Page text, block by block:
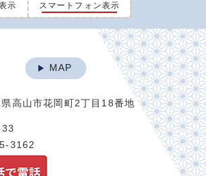
示 スマートフォン表示
MAP
高山市花岡町2丁目18番地
3162